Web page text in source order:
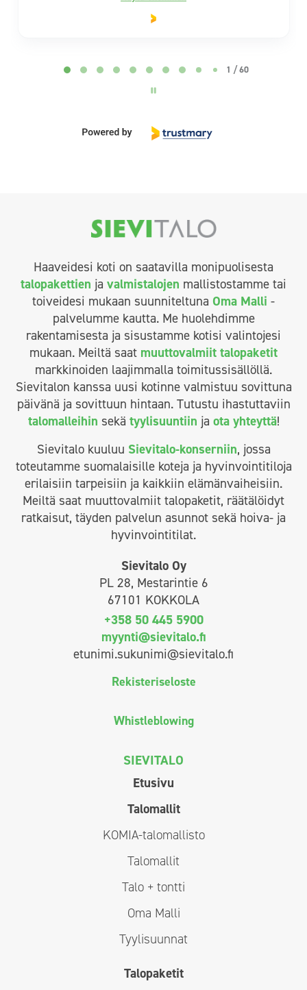
2 / 60
Haaveidesi koti on saatavilla monipuolisesta
talopakettien ja valmistalojen mallistostamme tai
toiveidesi mukaan suunniteltuna Oma Malli -
palvelumme kautta. Me huolehdimme
rakentamisesta ja sisustamme kotisi valintojesi
mukaan. Meiltä saat muuttovalmiit talopaketit
markkinoiden laajimmalla toimitussisällöllä.
Sievitalon kanssa uusi kotinne valmistuu sovittuna
päivänä ja sovittuun hintaan. Tutustu ihastuttaviin
talomalleihin sekä tyylisuuntiin ja ota yhteyttä!
Sievitalo kuuluu Sievitalo-konserniin, jossa
toteutamme suomalaisille koteja ja hyvinvointitiloja
erilaisiin tarpeisiin ja kaikkiin elämänvaiheisiin.
Meiltä saat muuttovalmiit talopaketit, räätälöidyt
ratkaisut, täyden palvelun asunnot sekä hoiva- ja
hyvinvointitilat.
Sievitalo Oy
PL 28, Mestarintie 6
67101 KOKKOLA
+358 50 445 5900
myynti@sievitalo.fi
etunimi.sukunimi@sievitalo.fi
Rekisteriseloste
Whistleblowing
SIEVITALO
Etusivu
Talomallit
KOMIA-talomallisto
Talomallit
Talo + tontti
Oma Malli
Tyylisuunnat
Talopaketit